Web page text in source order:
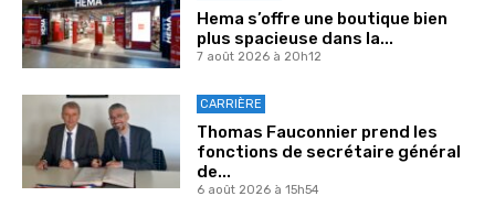
Hema s’offre une boutique bien
plus spacieuse dans la...
7 août 2026 à 20h12
CARRIÈRE
Thomas Fauconnier prend les
fonctions de secrétaire général
de...
6 août 2026 à 15h54